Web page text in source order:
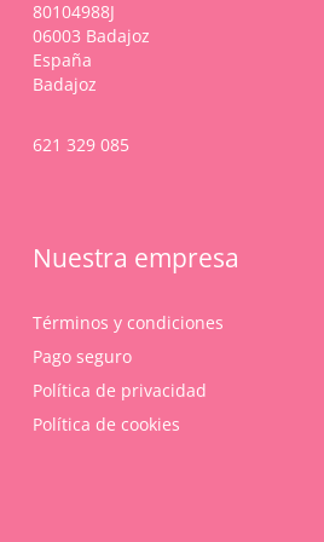
80104988J
06003 Badajoz
España
Badajoz
621 329 085
Nuestra empresa
Términos y condiciones
Pago seguro
Política de privacidad
Política de cookies